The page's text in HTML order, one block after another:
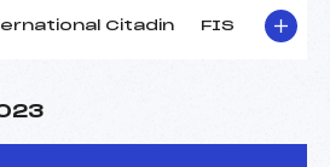
Citadin FIS